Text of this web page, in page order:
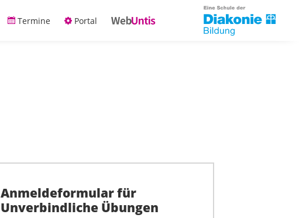
Termine Portal
Anmeldeformular für
Unverbindliche Übungen